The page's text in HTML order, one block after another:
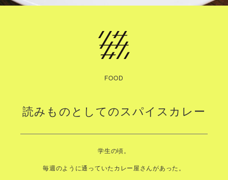
FOOD
読みものとしてのスパイスカレー
学生の頃。
毎週のように通っていたカレー屋さんがあった。